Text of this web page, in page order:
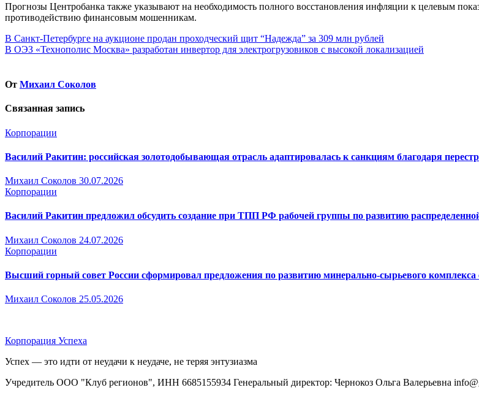
Прогнозы Центробанка также указывают на необходимость полного восстановления инфляции к целевым
противодействию финансовым мошенникам.
Навигация
по
В Санкт-Петербурге на аукционе продан проходческий щит “Надежда” за 309 млн рублей
В ОЭЗ «Технополис Москва» разработан инвертор для электрогрузовиков с высокой локализацией
От Михаил Соколов
Связанная запись
Корпорации
Василий Ракитин: российская золотодобывающая отрасль адаптировалась к санкциям благодаря
Михаил Соколов 30.07.2026
Корпорации
Василий Ракитин предложил обсудить создание при ТПП РФ рабочей группы по развитию
Михаил Соколов 24.07.2026
Корпорации
Высший горный совет России сформировал предложения по развитию минерально-сырьевого комплекса
Михаил Соколов 25.05.2026
Корпорация Успеха
Успех — это идти от неудачи к неудаче, не теряя энтузиазма
Учредитель ООО "Клуб регионов", ИНН 6685155934 Генеральный директор: Чернокоз Ольга Валерьевна